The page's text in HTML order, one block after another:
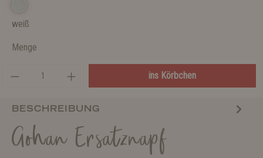
weiß
Menge
ins Körbchen
BESCHREIBUNG
Gohan Ersatznapf